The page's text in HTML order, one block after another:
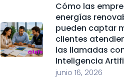
Cómo las
energías
pueden captar
clientes
las llamadas
Inteligencia
junio 16, 2026